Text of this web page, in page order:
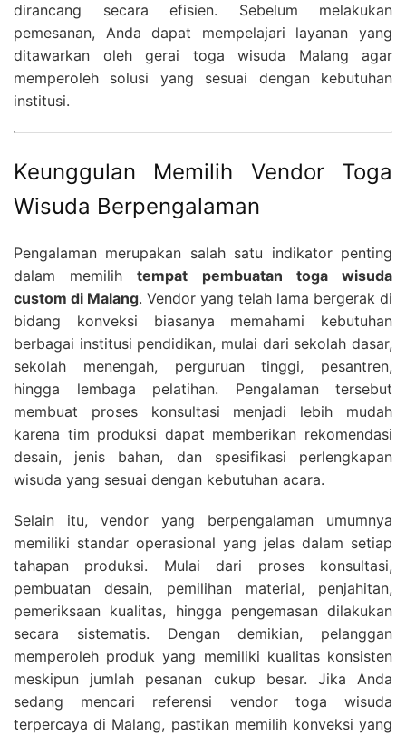
dirancang secara efisien. Sebelum melakukan
pemesanan, Anda dapat mempelajari layanan yang
ditawarkan oleh gerai toga wisuda Malang agar
memperoleh solusi yang sesuai dengan kebutuhan
institusi.
Keunggulan Memilih Vendor Toga
Wisuda Berpengalaman
Pengalaman merupakan salah satu indikator penting
dalam memilihtempat pembuatan toga wisuda
custom di Malang. Vendor yang telah lama bergerak di
bidang konveksi biasanya memahami kebutuhan
berbagai institusi pendidikan, mulai dari sekolah dasar,
sekolah menengah, perguruan tinggi, pesantren,
hingga lembaga pelatihan. Pengalaman tersebut
membuat proses konsultasi menjadi lebih mudah
karena tim produksi dapat memberikan rekomendasi
desain, jenis bahan, dan spesifikasi perlengkapan
wisuda yang sesuai dengan kebutuhan acara.
Selain itu, vendor yang berpengalaman umumnya
memiliki standar operasional yang jelas dalam setiap
tahapan produksi. Mulai dari proses konsultasi,
pembuatan desain, pemilihan material, penjahitan,
pemeriksaan kualitas, hingga pengemasan dilakukan
secara sistematis. Dengan demikian, pelanggan
memperoleh produk yang memiliki kualitas konsisten
meskipun jumlah pesanan cukup besar. Jika Anda
sedang mencari referensi vendor toga wisuda
terpercaya di Malang, pastikan memilih konveksi yang